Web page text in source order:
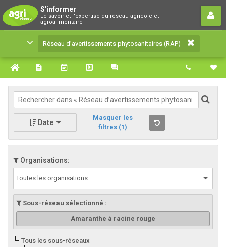
S'informer
Le savoir et l'expertise du réseau agricole et
agroalimentaire
Réseau d’avertissements
phytosanitaires (RAP)
Le savoir et l'expertise du réseau agricole et
agroalimentaire
Réseau d’avertissements phytosanitaires (RAP)
Date
Masquer les
filtres (1)
Organisations:
Toutes les organisations
Sous-réseau sélectionné :
Amaranthe à racine rouge
Tous les sous-réseaux